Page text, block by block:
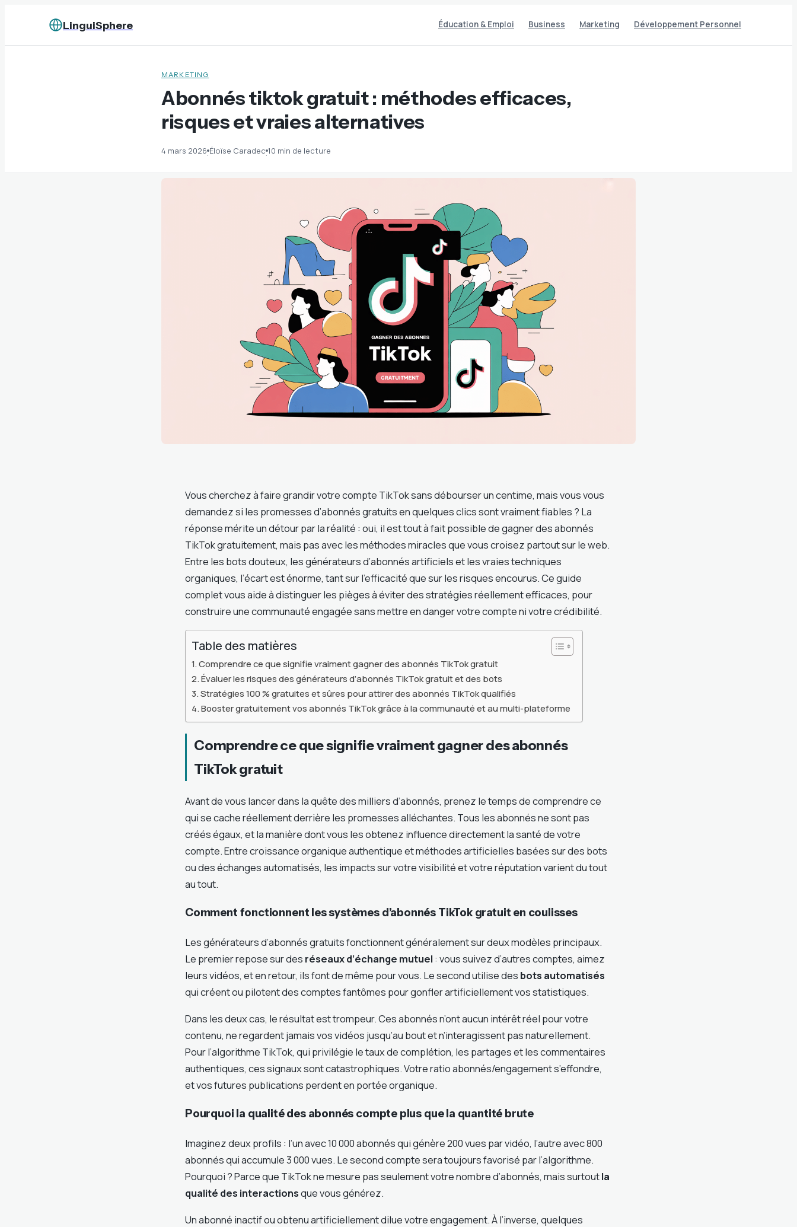
LinguiSphere Éducation & Emploi Business Marketing Développement Personnel
MARKETING
Abonnés tiktok gratuit : méthodes efficaces,
risques et vraies alternatives
4 mars 2026·Éloïse Caradec·10 min de lecture
Vous cherchez à faire grandir votre compte TikTok sans débourser un centime, mais vous vous
demandez si les promesses d’abonnés gratuits en quelques clics sont vraiment fiables ? La
réponse mérite un détour par la réalité : oui, il est tout à fait possible de gagner des abonnés
TikTok gratuitement, mais pas avec les méthodes miracles que vous croisez partout sur le web.
Entre les bots douteux, les générateurs d’abonnés artificiels et les vraies techniques
organiques, l’écart est énorme, tant sur l’efficacité que sur les risques encourus. Ce guide
complet vous aide à distinguer les pièges à éviter des stratégies réellement efficaces, pour
construire une communauté engagée sans mettre en danger votre compte ni votre crédibilité.
Table des matières
Comprendre ce que signifie vraiment gagner des abonnés TikTok gratuit
Évaluer les risques des générateurs d’abonnés TikTok gratuit et des bots
Stratégies 100 % gratuites et sûres pour attirer des abonnés TikTok qualifiés
Booster gratuitement vos abonnés TikTok grâce à la communauté et au multi-plateforme
Comprendre ce que signifie vraiment gagner des abonnés
TikTok gratuit
Avant de vous lancer dans la quête des milliers d’abonnés, prenez le temps de comprendre ce
qui se cache réellement derrière les promesses alléchantes. Tous les abonnés ne sont pas
créés égaux, et la manière dont vous les obtenez influence directement la santé de votre
compte. Entre croissance organique authentique et méthodes artificielles basées sur des bots
ou des échanges automatisés, les impacts sur votre visibilité et votre réputation varient du tout
au tout.
Comment fonctionnent les systèmes d’abonnés TikTok gratuit en coulisses
Les générateurs d’abonnés gratuits fonctionnent généralement sur deux modèles principaux.
Le premier repose sur des réseaux d’échange mutuel : vous suivez d’autres comptes, aimez
leurs vidéos, et en retour, ils font de même pour vous. Le second utilise des bots automatisés
qui créent ou pilotent des comptes fantômes pour gonfler artificiellement vos statistiques.
Dans les deux cas, le résultat est trompeur. Ces abonnés n’ont aucun intérêt réel pour votre
contenu, ne regardent jamais vos vidéos jusqu’au bout et n’interagissent pas naturellement.
Pour l’algorithme TikTok, qui privilégie le taux de complétion, les partages et les commentaires
authentiques, ces signaux sont catastrophiques. Votre ratio abonnés/engagement s’effondre,
et vos futures publications perdent en portée organique.
Pourquoi la qualité des abonnés compte plus que la quantité brute
Imaginez deux profils : l’un avec 10 000 abonnés qui génère 200 vues par vidéo, l’autre avec 800
abonnés qui accumule 3 000 vues. Le second compte sera toujours favorisé par l’algorithme.
Pourquoi ? Parce que TikTok ne mesure pas seulement votre nombre d’abonnés, mais surtoutla
qualité des interactionsque vous générez.
Un abonné inactif ou obtenu artificiellement dilue votre engagement. À l’inverse, quelques